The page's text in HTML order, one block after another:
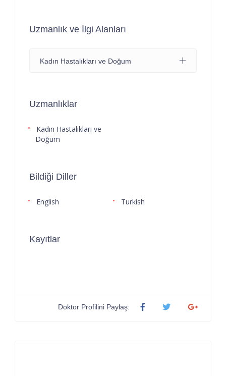
Uzmanlık ve İlgi Alanları
Kadın Hastalıkları ve Doğum
Uzmanlıklar
Kadın Hastalıkları ve
Doğum
Bildiği Diller
English Turkish
Kayıtlar
Doktor Profilini Paylaş: